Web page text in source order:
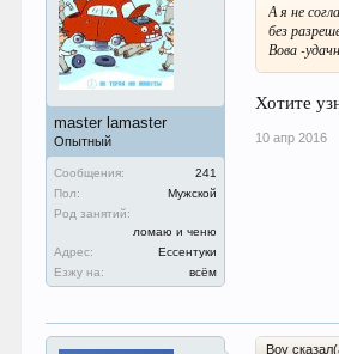
master lamaster
Опытный
Сообщения:
241
Пол:
Мужской
Род занятий:
ломаю и ченю
Адрес:
Ессентуки
Езжу на:
всём
А я не
без
Вова -
Хотите
10 апр 2016
Boy